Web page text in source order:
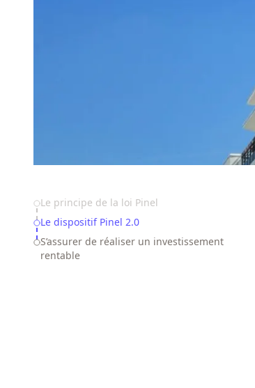
Table of Contents
Le principe de la loi Pinel
Le dispositif Pinel 2.0
S’assurer de réaliser un investissement
rentable